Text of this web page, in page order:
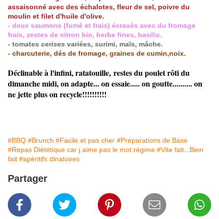
assaisonné avec des échalotes, fleur de sel, poivre du
moulin et filet d'huile d'olive.
- deux saumons (fumé et frais) écrasés avec du fromage
frais, zestes de citron bio, herbe fines, basilic.
- tomates cerises variées, surimi, maïs, mâche.
- charcuterie, dés de fromage, graines de cumin,noix.
Déclinable à l'infini, ratatouille, restes du poulet rôti du
dimanche midi, on adapte... on essaie..... on goutte.......... on
ne jette plus on recycle!!!!!!!!!!
#BBQ #Brunch #Facile et pas cher #Préparations de Base
#Repas Diététique car j aime pas le mot régime #Vite fait...Bien
fait #apéritifs dinatoires
Partager